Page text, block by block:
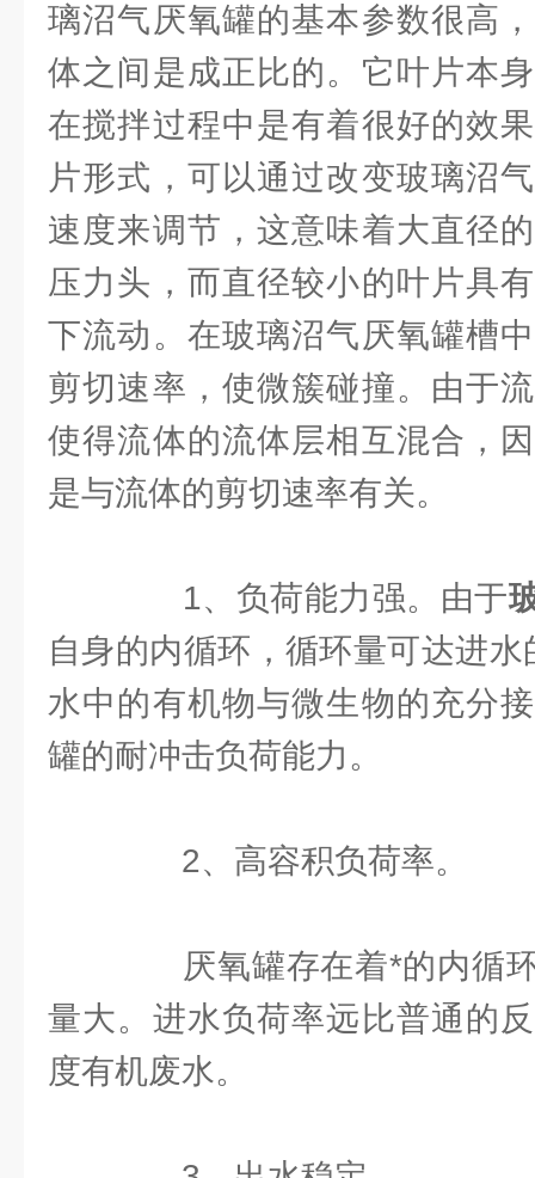
璃沼气厌氧罐的基本参数很高
体之间是成正比的。它叶片本
在搅拌过程中是有着很好的效
片形式，可以通过改变玻璃沼
速度来调节，这意味着大直径
压力头，而直径较小的叶片具
下流动。在玻璃沼气厌氧罐槽
剪切速率，使微簇碰撞。由于
使得流体的流体层相互混合，
是与流体的剪切速率有关。
1、负荷能力强。由于
自身的内循环，循环量可达进
水中的有机物与微生物的充分
罐的耐冲击负荷能力。
2、高容积负荷率。
厌氧罐存在着*的内循环
量大。进水负荷率远比普通的
度有机废水。